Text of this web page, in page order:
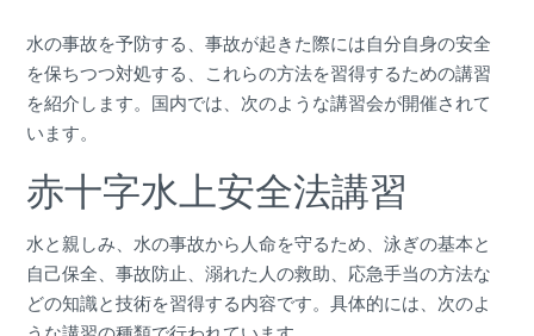
水の事故を予防する、事故が起きた際には自分自身の安全
を保ちつつ対処する、これらの方法を習得するための講習
を紹介します。国内では、次のような講習会が開催されて
います。
赤十字水上安全法講習
水と親しみ、水の事故から人命を守るため、泳ぎの基本と
自己保全、事故防止、溺れた人の救助、応急手当の方法な
どの知識と技術を習得する内容です。具体的には、次のよ